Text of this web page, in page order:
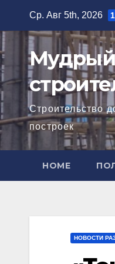
содержимому
Ср. Авг 5th, 2026
Мудрый
Строительство
построек
HOME
НОВОСТИ